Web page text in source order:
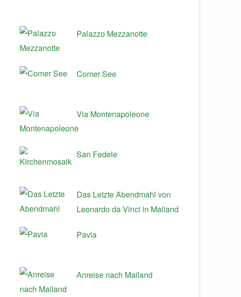
Palazzo Mezzanotte
Comer See
Via Montenapoleone
San Fedele
Das Letzte Abendmahl von
Leonardo da Vinci in Mailand
Pavia
Anreise nach Mailand